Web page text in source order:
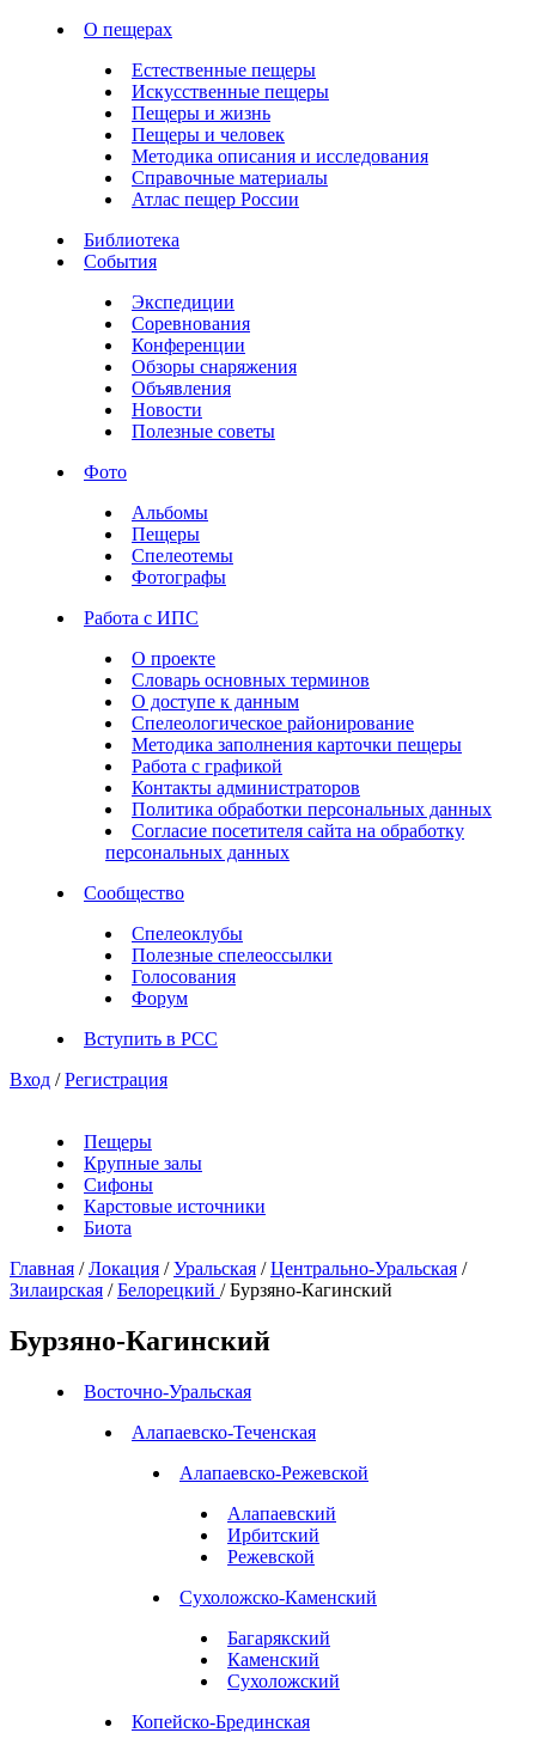
О пещерах
Естественные пещеры
Искусственные пещеры
Пещеры и жизнь
Пещеры и человек
Методика описания и исследования
Справочные материалы
Атлас пещер России
Библиотека
События
Экспедиции
Соревнования
Конференции
Обзоры снаряжения
Объявления
Новости
Полезные советы
Фото
Альбомы
Пещеры
Спелеотемы
Фотографы
Работа с ИПС
О проекте
Словарь основных терминов
О доступе к данным
Спелеологическое районирование
Методика заполнения карточки пещеры
Работа с графикой
Контакты администраторов
Политика обработки персональных данных
Согласие посетителя сайта на обработку
персональных данных
Сообщество
Спелеоклубы
Полезные спелеоссылки
Голосования
Форум
Вступить в РСС
Вход / Регистрация
Пещеры
Крупные залы
Сифоны
Карстовые источники
Биота
Главная / Локация / Уральская / Центрально-Уральская /
Зилаирская / Белорецкий / Бурзяно-Кагинский
Бурзяно-Кагинский
Восточно-Уральская
Алапаевско-Теченская
Алапаевско-Режевской
Алапаевский
Ирбитский
Режевской
Сухоложско-Каменский
Багарякский
Каменский
Сухоложский
Копейско-Брединская